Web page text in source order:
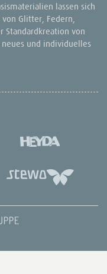
lassen sich
Glitter, Federn,
Standardkreation von
neues und individuelles